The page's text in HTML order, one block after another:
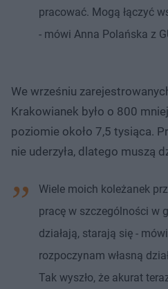
pracować. Mogą łączyć
- mówi Anna Polańska z
We wrześniu
Krakowianek było o 800
poziomie około 7,5 tysiąca.
nie uderzyła, dlatego muszą
Wiele moich koleżanek
pracę w szczególności w
działają, starają się -
rozpoczynam własną
Tak wyszło, że akurat